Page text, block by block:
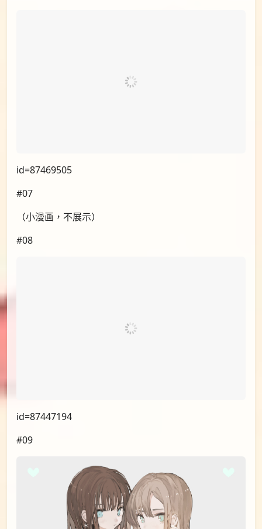
id=87469505
#07
（小漫画，不展示）
#08
id=87447194
#09